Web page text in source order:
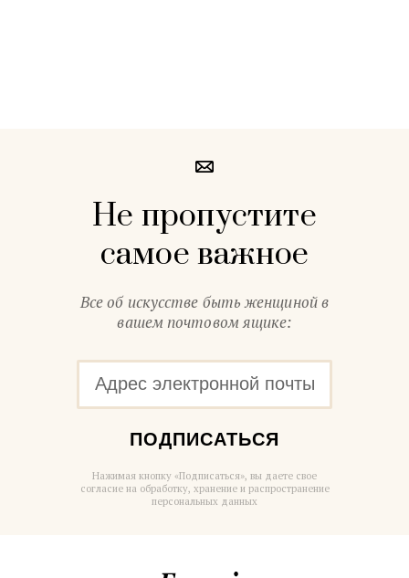
Не пропустите
самое важное
Все об искусстве быть женщиной в
вашем почтовом ящике:
ПОДПИСАТЬСЯ
Нажимая кнопку «Подписаться», вы даете свое
согласие на обработку, хранение и распространение
персональных данных